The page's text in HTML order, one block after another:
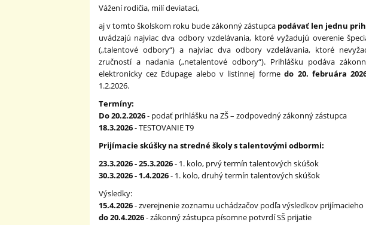
Vážení rodičia, milí deviataci,
aj v tomto školskom roku bude zákonný zástupca podávať len jednu
uvádzajú najviac dva odbory vzdelávania, ktoré vyžadujú overenie
(„talentové odbory“) a najviac dva odbory vzdelávania, ktoré
zručností a nadania („netalentové odbory“). Prihlášku podáva
elektronicky cez Edupage alebo v listinnej formedo 20. februára
1.2.2026.
Termíny:
Do 20.2.2026- podať prihlášku na ZŠ – zodpovedný zákonný zástupca
18.3.2026- TESTOVANIE T9
Prijímacie skúšky na stredné školy s talentovými odbormi:
23.3.2026 - 25.3.2026- 1. kolo, prvý termín talentových skúšok
30.3.2026 - 1.4.2026- 1. kolo, druhý termín talentových skúšok
Výsledky:
15.4.2026- zverejnenie zoznamu uchádzačov podľa výsledkov prijímacieho
do 20.4.2026- zákonný zástupca písomne potvrdí SŠ prijatie